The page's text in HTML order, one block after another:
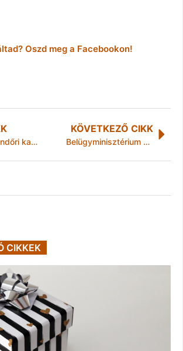
Oszd meg a Facebookon!
Ismerjük a rendőri karjelzéseket?
KÖVETKEZŐ CIKK
Belügyminisztérium Országos Kispályás Labdarúgó Bajnokság
CIKKEK